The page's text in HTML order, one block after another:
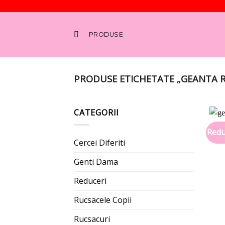
PRODUSE
PRODUSE ETICHETATE „GEANTA
CATEGORII
Cercei Diferiti
Genti Dama
Reduceri
Rucsacele Copii
Rucsacuri